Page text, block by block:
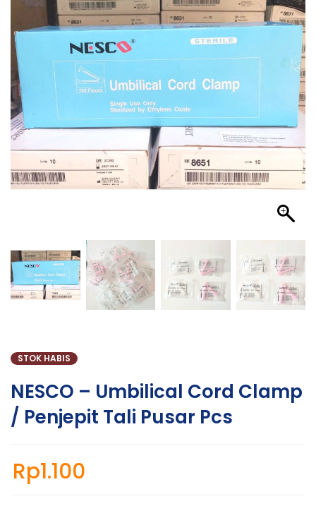
STOK HABIS
NESCO – Umbilical Cord Clamp
/ Penjepit Tali Pusar Pcs
Rp1.100